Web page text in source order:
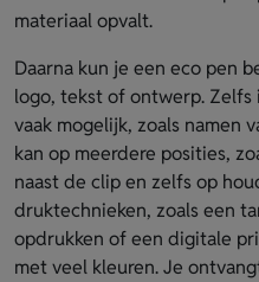
materiaal opvalt.
Daarna kun je een eco pen
logo, tekst of ontwerp.
vaak mogelijk, zoals namen
kan op meerdere posities,
naast de clip en zelfs op
druktechnieken, zoals een
opdrukken of een digitale
met veel kleuren. Je